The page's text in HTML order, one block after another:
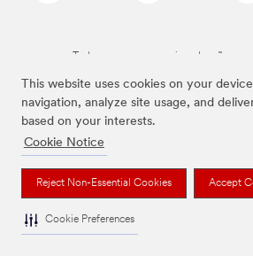
This website uses cookies on your
navigation, analyze site usage, and
based on your interests.
Cookie Notice
Reject Non-Essential Cookies Accept
Cookie Preferences
Todas as marcas mencionadas são